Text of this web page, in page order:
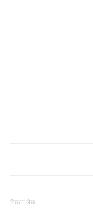
पिछला लेख